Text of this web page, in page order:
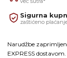
Sigurna
zaštićeno
Narudžbe
EXPRESS